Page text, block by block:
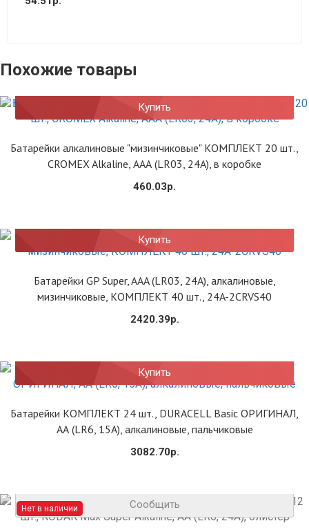
Похожие товары
Купить
Батарейки алкалиновые "мизинчиковые" КОМПЛЕКТ 20 шт.,
CROMEX Alkaline, ААА (LR03, 24А), в коробке
460.03р.
Купить
Батарейки GP Super, AAA (LR03, 24А), алкалиновые,
мизинчиковые, КОМПЛЕКТ 40 шт., 24A-2CRVS40
2420.39р.
Купить
Батарейки КОМПЛЕКТ 24 шт., DURACELL Basic ОРИГИНАЛ,
АА (LR6, 15А), алкалиновые, пальчиковые
3082.70р.
Нет в наличии Сообщить